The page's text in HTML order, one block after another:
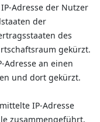
Adresse der Nutzer
der
des
gekürzt.
an einen
und dort gekürzt.
IP-Adresse
zusammengeführt.